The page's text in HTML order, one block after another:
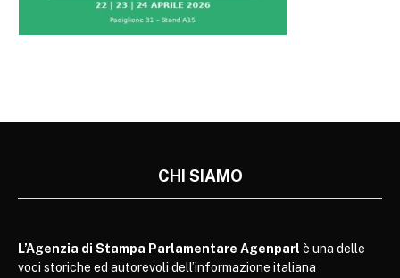
CHI SIAMO
L’Agenzia di Stampa Parlamentare Agenparl è una delle
voci storiche ed autorevoli dell’informazione italiana